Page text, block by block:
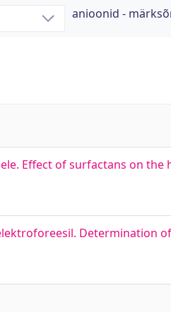
anioonid -
Effect of surfactans on the
Determination